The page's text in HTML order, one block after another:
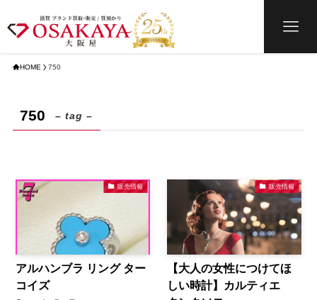
HOME 750
750 – tag –
販売情報
アルハンブラ リング ター
コイズ
販売情報
【大人の女性につけてほ
しい時計】カルティエ